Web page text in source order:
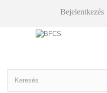
Bejelentkezés